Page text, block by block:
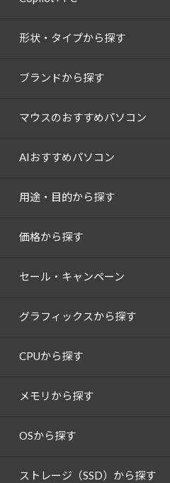
Windows 11| Copilot+ PC
形状・タイプから探す
ブランドから探す
マウスのおすすめパソコン
AIおすすめパソコン
用途・目的から探す
価格から探す
セール・キャンペーン
グラフィックスから探す
CPUから探す
メモリから探す
OSから探す
ストレージ（SSD）から探す